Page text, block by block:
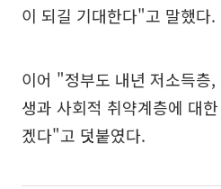
이 되길 기대한다"고 말했다.
이어 "정부도 내년 저소득층
생과 사회적 취약계층에 대
겠다"고 덧붙였다.